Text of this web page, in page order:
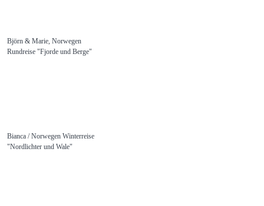
Björn & Marie, Norwegen
Rundreise "Fjorde und Berge"
Bianca / Norwegen Winterreise
"Nordlichter und Wale"